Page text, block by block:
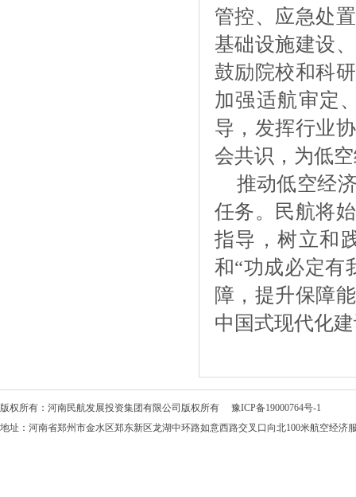
管控、应急处
基础设施建设
鼓励院校和科
加强适航审定
导，发挥行业
会共识，为低
推动低空经
任务。民航将
指导，树立和
和“功成必定有
障，提升保障
中国式现代化
版权所有：河南民航发展投资集团有限公司版权所有 豫ICP备19000764号-1
地址：河南省郑州市金水区郑东新区龙湖中环路如意西路交叉口向北100米航空经济